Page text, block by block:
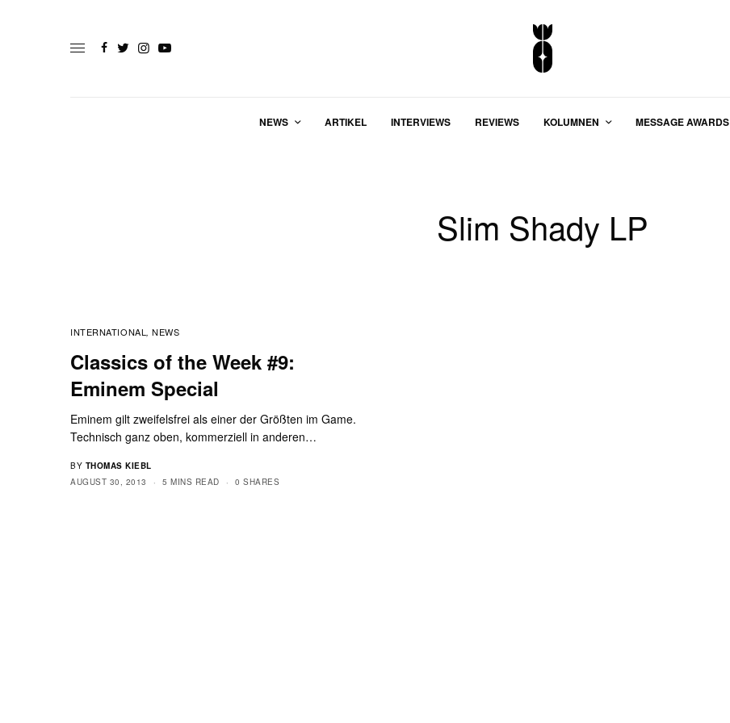
NEWS ARTIKEL INTERVIEWS REVIEWS KOLUMNEN MESSAGE AWARDS
Slim Shady LP
INTERNATIONAL ,NEWS
Classics of the Week #9:
Eminem Special
Eminem gilt zweifelsfrei als einer der Größten im Game.
Technisch ganz oben, kommerziell in anderen…
BY THOMAS KIEBL
AUGUST 30, 2013
5 MINS READ 0 SHARES